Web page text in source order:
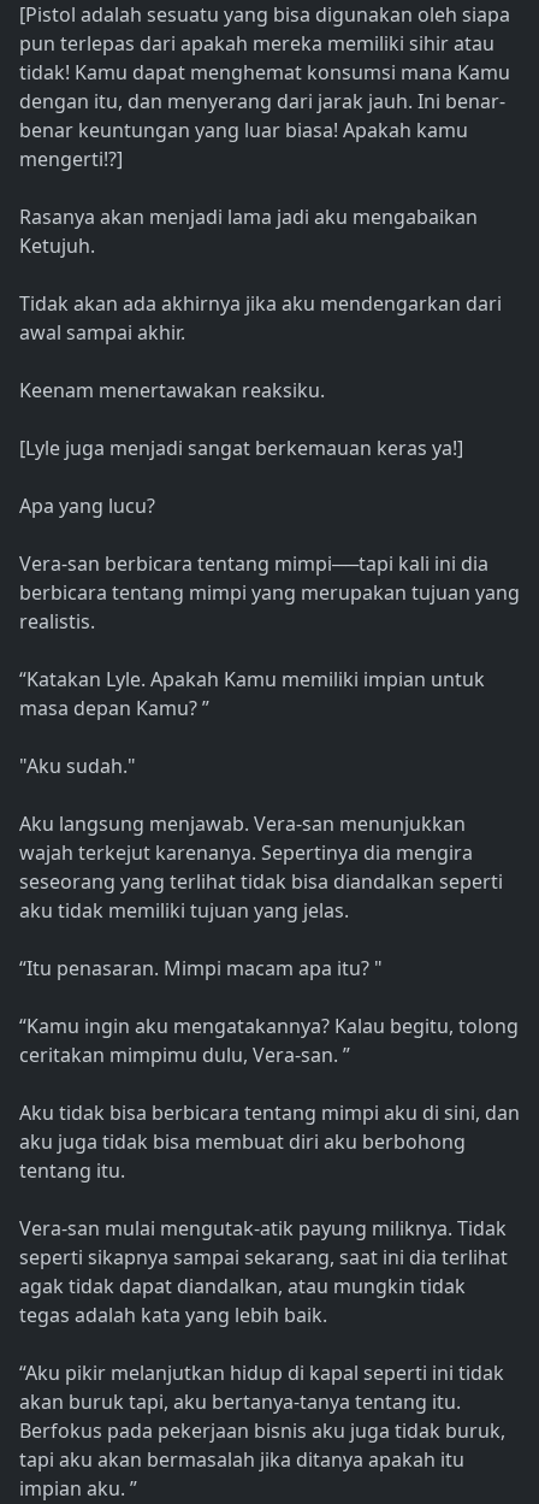
[Pistol adalah sesuatu yang bisa digunakan oleh siapa
pun terlepas dari apakah mereka memiliki sihir atau
tidak! Kamu dapat menghemat konsumsi mana Kamu
dengan itu, dan menyerang dari jarak jauh. Ini benar-
benar keuntungan yang luar biasa! Apakah kamu
mengerti!?]
Rasanya akan menjadi lama jadi aku mengabaikan
Ketujuh.
Tidak akan ada akhirnya jika aku mendengarkan dari
awal sampai akhir.
Keenam menertawakan reaksiku.
[Lyle juga menjadi sangat berkemauan keras ya!]
Apa yang lucu?
Vera-san berbicara tentang mimpi──tapi kali ini dia
berbicara tentang mimpi yang merupakan tujuan yang
realistis.
“Katakan Lyle. Apakah Kamu memiliki impian untuk
masa depan Kamu? ”
"Aku sudah."
Aku langsung menjawab. Vera-san menunjukkan
wajah terkejut karenanya. Sepertinya dia mengira
seseorang yang terlihat tidak bisa diandalkan seperti
aku tidak memiliki tujuan yang jelas.
“Itu penasaran. Mimpi macam apa itu? "
“Kamu ingin aku mengatakannya? Kalau begitu, tolong
ceritakan mimpimu dulu, Vera-san. ”
Aku tidak bisa berbicara tentang mimpi aku di sini, dan
aku juga tidak bisa membuat diri aku berbohong
tentang itu.
Vera-san mulai mengutak-atik payung miliknya. Tidak
seperti sikapnya sampai sekarang, saat ini dia terlihat
agak tidak dapat diandalkan, atau mungkin tidak
tegas adalah kata yang lebih baik.
“Aku pikir melanjutkan hidup di kapal seperti ini tidak
akan buruk tapi, aku bertanya-tanya tentang itu.
Berfokus pada pekerjaan bisnis aku juga tidak buruk,
tapi aku akan bermasalah jika ditanya apakah itu
impian aku. ”